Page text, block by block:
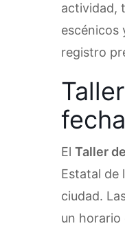
actividad,
escénicos
registro
El Taller
Estatal de
ciudad.
un horario